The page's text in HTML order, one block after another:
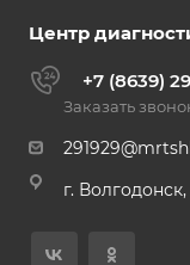
Центр
+7 (8639)
Заказать
г. Волгодонск,